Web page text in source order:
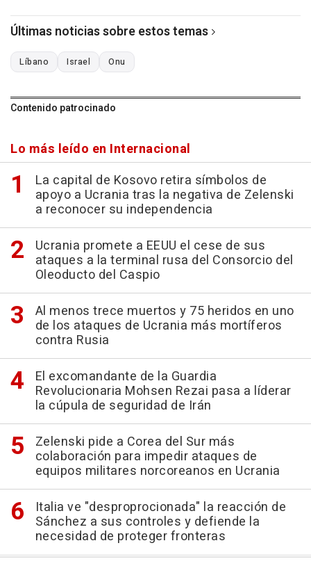
Últimas noticias sobre estos temas
Líbano Israel Onu
Contenido patrocinado
Lo más leído en Internacional
La capital de Kosovo retira símbolos de
apoyo a Ucrania tras la negativa de Zelenski
a reconocer su independencia
Ucrania promete a EEUU el cese de sus
ataques a la terminal rusa del Consorcio del
Oleoducto del Caspio
Al menos trece muertos y 75 heridos en uno
de los ataques de Ucrania más mortíferos
contra Rusia
El excomandante de la Guardia
Revolucionaria Mohsen Rezai pasa a líderar
la cúpula de seguridad de Irán
Zelenski pide a Corea del Sur más
colaboración para impedir ataques de
equipos militares norcoreanos en Ucrania
Italia ve "desproprocionada" la reacción de
Sánchez a sus controles y defiende la
necesidad de proteger fronteras